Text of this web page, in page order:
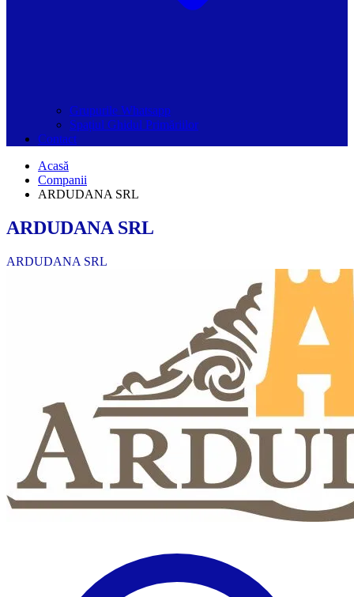
Grupurile Whatsapp
Spațiul Ghidul Primăriilor
Contact
Acasă
Companii
ARDUDANA SRL
ARDUDANA SRL
ARDUDANA SRL